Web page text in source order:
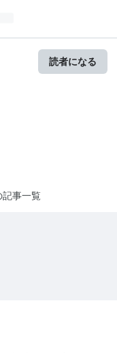
読者になる
事一覧